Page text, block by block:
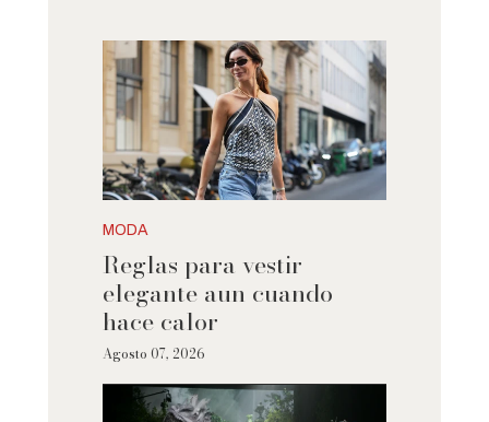
MODA
Reglas para vestir
elegante aun cuando
hace calor
Agosto 07, 2026